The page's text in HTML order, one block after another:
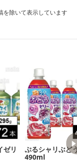
を除いて表示しています
ゼリ
ぷるシャリぶど
490ml